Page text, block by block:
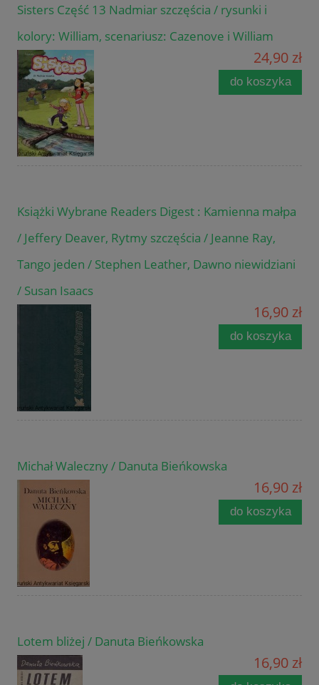
Sisters Część 13 Nadmiar szczęścia / rysunki i
kolory: William, scenariusz: Cazenove i William
24,90 zł
do koszyka
Książki Wybrane Readers Digest : Kamienna małpa
/ Jeffery Deaver, Rytmy szczęścia / Jeanne Ray,
Tango jeden / Stephen Leather, Dawno niewidziani
/ Susan Isaacs
16,90 zł
do koszyka
Michał Waleczny / Danuta Bieńkowska
16,90 zł
do koszyka
Lotem bliżej / Danuta Bieńkowska
16,90 zł